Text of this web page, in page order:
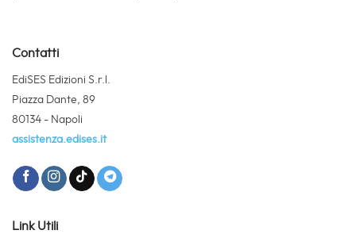
Contatti
EdiSES Edizioni S.r.l.
Piazza Dante, 89
80134 - Napoli
assistenza.edises.it
Link Utili